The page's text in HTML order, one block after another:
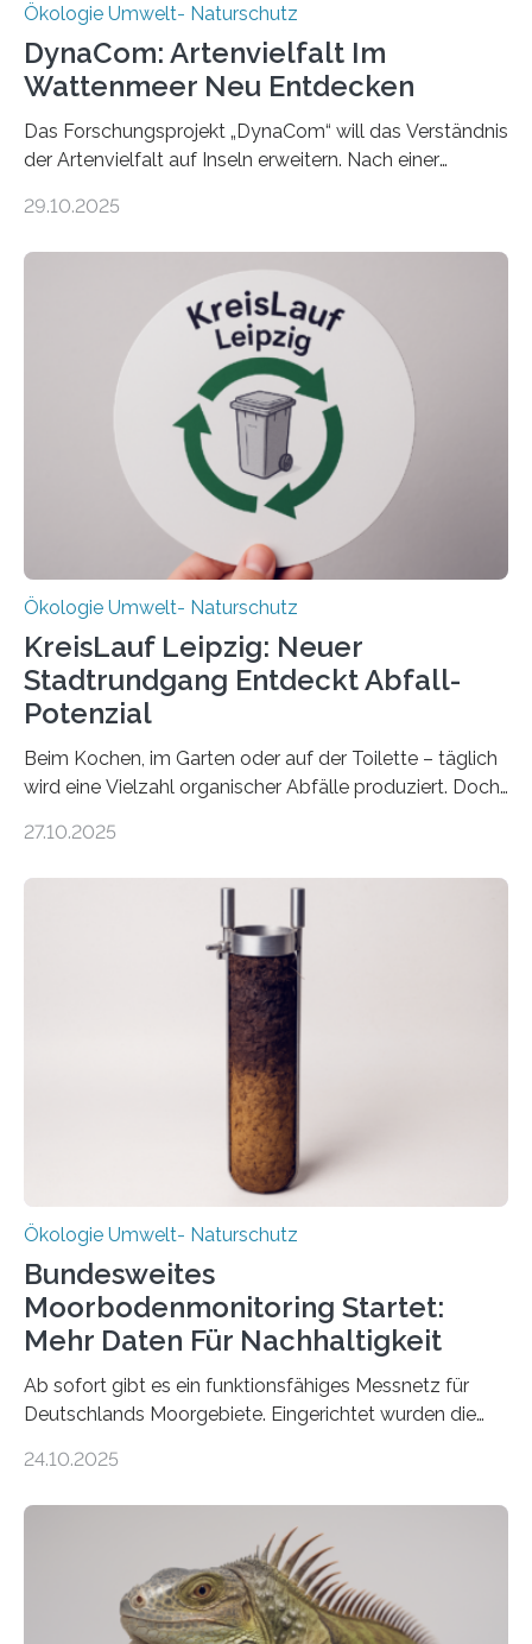
Ökologie Umwelt- Naturschutz
DynaCom: Artenvielfalt Im
Wattenmeer Neu Entdecken
Das Forschungsprojekt „DynaCom“ will das Verständnis
der Artenvielfalt auf Inseln erweitern. Nach einer
Beobachtungen im Wattenmeer ist nun eine große
Oldenburg befassen sich insbesondere damit, wie ein
Ökosystem gedeiht – und wie sich dieser Prozess
verlässlich prognostizieren lässt. Grünes Licht für
„DynaCom“: Die Deutsche Forschungsgemeinschaft
(DFG) fördert das Anfang 2019 gestartete
Forschungsprojekt an der Universität Oldenburg für
zwei weitere Jahre mit rund 1,2 Millionen Euro. „Wir
freuen uns sehr über…
29.10.2025
Ökologie Umwelt- Naturschutz
KreisLauf Leipzig: Neuer
Stadtrundgang Entdeckt Abfall-
Potenzial
Beim Kochen, im Garten oder auf der Toilette – täglich
wird eine Vielzahl organischer Abfälle produziert. Doch
Potenzial nur dann entfalten können, wenn sie in
Veränderung der Wirtschaft wichtig ist, zeigt der vom
Deutschen Biomasseforschungszentrum und der
Stadtreinigung Leipzig konzipierte und am 24. Oktober
2025 offiziell eingeweihte Stadtrundgang „KreisLauf“. Er
ist ab sofort im Leipziger Stadtgebiet…
27.10.2025
Ökologie Umwelt- Naturschutz
Bundesweites
Moorbodenmonitoring Startet:
Mehr Daten Für Nachhaltigkeit
Ab sofort gibt es ein funktionsfähiges Messnetz für
Deutschlands Moorgebiete. Eingerichtet wurden die
vergangenen fünf Jahren von Wissenschaftlerinnen
heutigen Donnerstag übergeben sie ihren Bericht zur
Aufbauphase an den Auftraggeber, das
Bundesministerium für Landwirtschaft, Ernährung und
Heimat. Braunschweig/Eberswalde (23. Oktober 2025).
24.10.2025